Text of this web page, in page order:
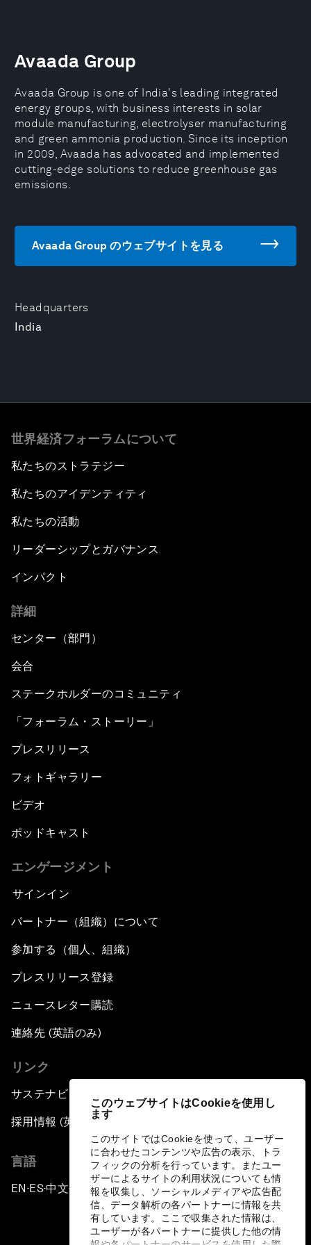
このウェブサイトはCookieを使用し
ます
このサイトではCookieを使って、ユーザー
に合わせたコンテンツや広告の表示、トラ
フィックの分析を行っています。またユー
ザーによるサイトの利用状況についても情
報を収集し、ソーシャルメディアや広告配
信、データ解析の各パートナーに情報を共
有しています。ここで収集された情報は、
ユーザーが各パートナーに提供した他の情
Headquarters
India
Avaada Group
Avaada Group is one of India's leading integrated
energy groups, with business interests in solar
module manufacturing, electrolyser manufacturing
and green ammonia production. Since its inception
in 2009, Avaada has advocated and implemented
cutting-edge solutions to reduce greenhouse gas
emissions.
Avaada Group のウェブサイトを見る
世界経済フォーラムについて
私たちのストラテジー
私たちのアイデンティティ
私たちの活動
リーダーシップとガバナンス
インパクト
詳細
センター（部門）
会合
ステークホルダーのコミュニティ
「フォーラム・ストーリー」
プレスリリース
フォトギャラリー
ビデオ
ポッドキャスト
エンゲージメント
サインイン
パートナー（組織）について
参加する（個人、組織）
プレスリリース登録
ニュースレター購読
連絡先 (英語のみ)
リンク
サステナビリティへの取り組み
採用情報 (英語のみ)
言語
EN ▪ES▪中文▪ 日本語